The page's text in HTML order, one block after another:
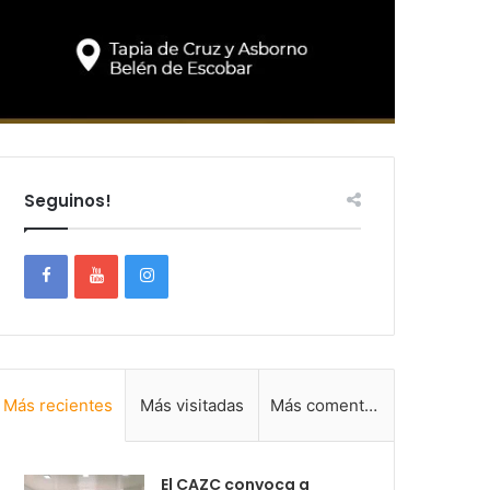
Seguinos!
Más recientes Más visitadas Más comentadas
El CAZC convoca a